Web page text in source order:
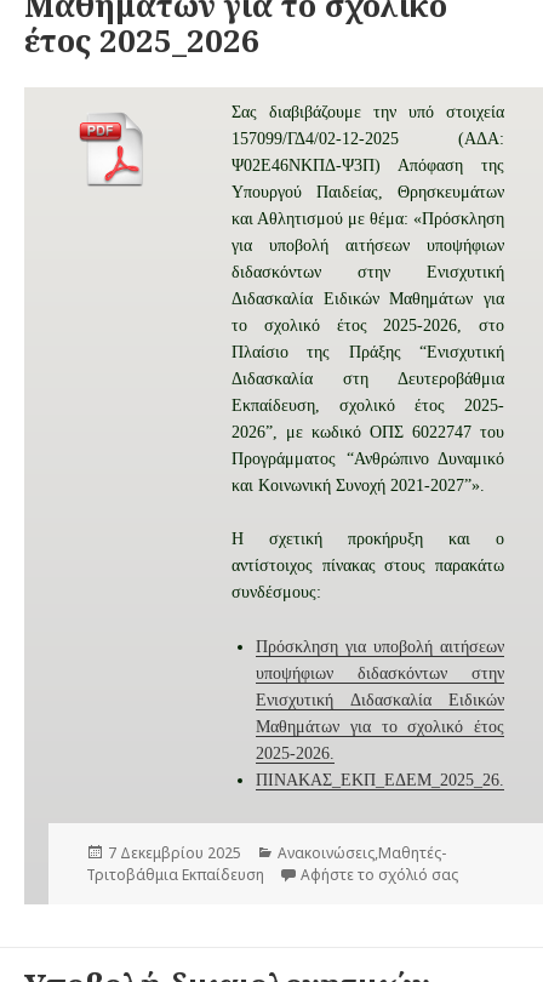
έτος 2025_2026
Σας διαβιβάζουμε την υπό στοιχεία
157099/ΓΔ4/02-12-2025 (ΑΔΑ:
Ψ02Ε46ΝΚΠΔ-Ψ3Π) Απόφαση της
Υπουργού Παιδείας, Θρησκευμάτων
και Αθλητισμού με θέμα: «Πρόσκληση
για υποβολή αιτήσεων υποψήφιων
διδασκόντων στην Ενισχυτική
Διδασκαλία Ειδικών Μαθημάτων για
το σχολικό έτος 2025-2026, στο
Πλαίσιο της Πράξης “Ενισχυτική
Διδασκαλία στη Δευτεροβάθμια
Εκπαίδευση, σχολικό έτος 2025-
2026”, με κωδικό ΟΠΣ 6022747 του
Προγράμματος “Ανθρώπινο Δυναμικό
και Κοινωνική Συνοχή 2021-2027”».
Η σχετική προκήρυξη και ο
αντίστοιχος πίνακας στους παρακάτω
συνδέσμους:
Πρόσκληση για υποβολή αιτήσεων
υποψήφιων διδασκόντων στην
Ενισχυτική Διδασκαλία Ειδικών
Μαθημάτων για το σχολικό έτος
2025-2026.
ΠΙΝΑΚΑΣ_ΕΚΠ_ΕΔΕΜ_2025_26.
Δ
η
7 Δεκεμβρίου 2025
Κ
α
Ανακοινώσεις,Μαθητές-
Τριτοβάθμια Εκπαίδευση
Αφήστε το σχόλιό σας